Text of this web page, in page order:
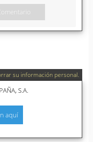
su información personal.
S.A.
aquí